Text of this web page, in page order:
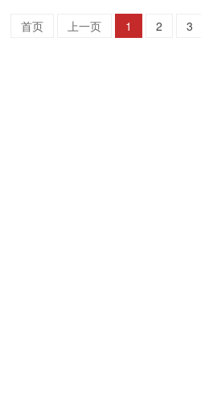
首页 上一页 1 2 3